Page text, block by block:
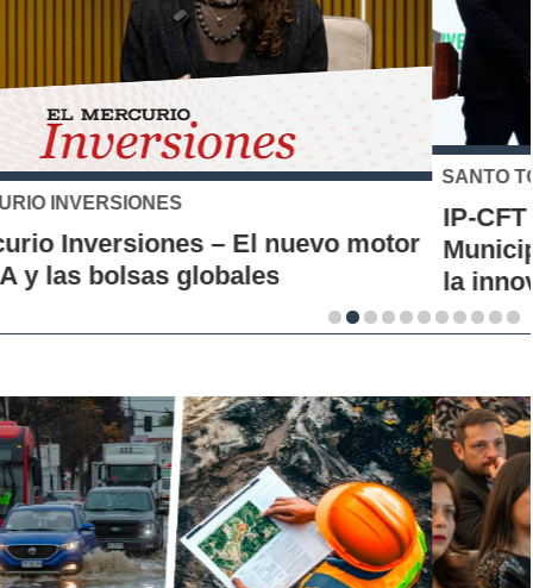
SANTO TOMÁS
IP-CFT Santo Tomás y Red de Hubs
Municipales firman alianza para impulsar
la innovación en los territorios